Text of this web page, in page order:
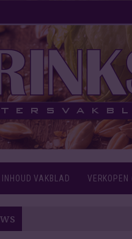
INHOUD VAKBLAD VERKOPEN